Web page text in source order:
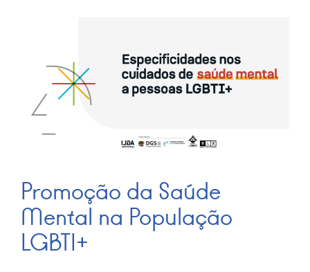
Promoção da Saúde
Mental na População
LGBTI+